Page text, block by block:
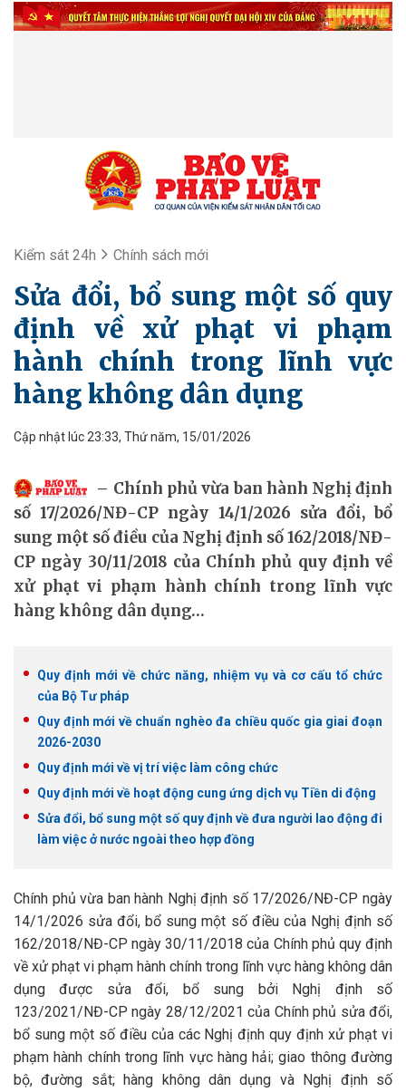
Kiểm sát 24h Chính sách mới
Sửa đổi, bổ sung một số quy
định về xử phạt vi phạm
hành chính trong lĩnh vực
hàng không dân dụng
Cập nhật lúc 23:33, Thứ năm, 15/01/2026
Chính phủ vừa ban hành Nghị định
số 17/2026/NĐ-CP ngày 14/1/2026 sửa đổi, bổ
sung một số điều của Nghị định số 162/2018/NĐ-
CP ngày 30/11/2018 của Chính phủ quy định về
xử phạt vi phạm hành chính trong lĩnh vực
hàng không dân dụng…
Quy định mới về chức năng, nhiệm vụ và cơ cấu tổ chức
của Bộ Tư pháp
Quy định mới về chuẩn nghèo đa chiều quốc gia giai đoạn
2026-2030
Quy định mới về vị trí việc làm công chức
Quy định mới về hoạt động cung ứng dịch vụ Tiền di động
Sửa đổi, bổ sung một số quy định về đưa người lao động đi
làm việc ở nước ngoài theo hợp đồng
Chính phủ vừa ban hành Nghị định số 17/2026/NĐ-CP ngày
14/1/2026 sửa đổi, bổ sung một số điều của Nghị định số
162/2018/NĐ-CP ngày 30/11/2018 của Chính phủ quy định
về xử phạt vi phạm hành chính trong lĩnh vực hàng không dân
dụng được sửa đổi, bổ sung bởi Nghị định số
123/2021/NĐ-CP ngày 28/12/2021 của Chính phủ sửa đổi,
bổ sung một số điều của các Nghị định quy định xử phạt vi
phạm hành chính trong lĩnh vực hàng hải; giao thông đường
bộ, đường sắt; hàng không dân dụng và Nghị định số